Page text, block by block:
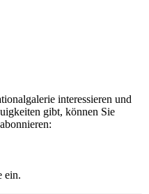
interessieren und
gibt, können Sie
ein.